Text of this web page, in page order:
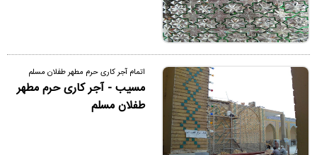
اتمام آجر کاری حرم مطهر طفلان مسلم
مسیب - آجر کاری حرم مطهر
طفلان مسلم